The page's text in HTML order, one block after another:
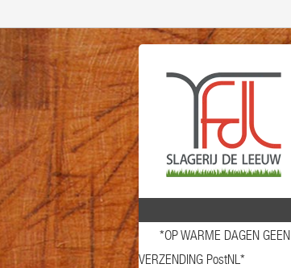
*OP WARME DAGEN GEEN
VERZENDING PostNL*